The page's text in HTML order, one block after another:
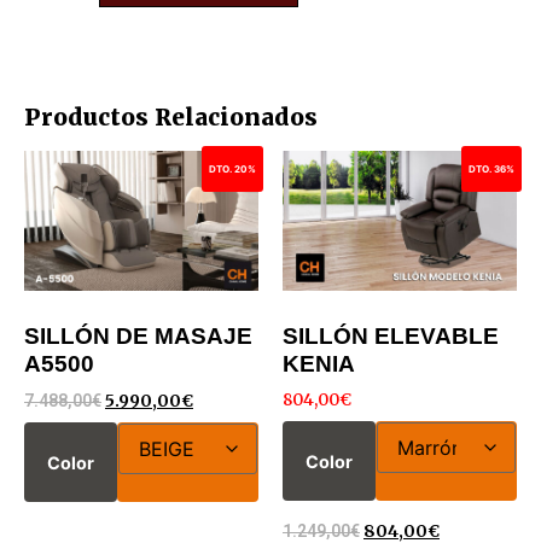
Productos Relacionados
DTO. 20%
SILLÓN DE MASAJE
A5500
7.488,00€5.990,00€
Color
DTO. 36%
SILLÓN ELEVABLE
KENIA
804,00€
Color
1.249,00€ 804,00€